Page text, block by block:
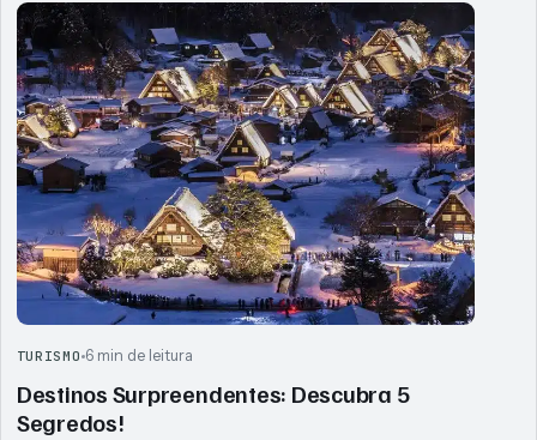
Articles
TURISMO 6 min de leitura
Destinos Surpreendentes: Descubra 5
Segredos!